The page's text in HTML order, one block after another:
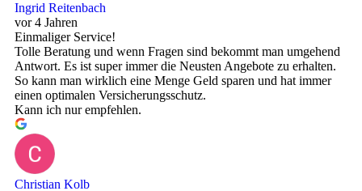
Ingrid Reitenbach
vor 4 Jahren
Einmaliger Service!
Tolle Beratung und wenn Fragen sind bekommt man umgehend
Antwort. Es ist super immer die Neusten Angebote zu erhalten.
So kann man wirklich eine Menge Geld sparen und hat immer
einen optimalen Versicherungsschutz.
Kann ich nur empfehlen.
Christian Kolb